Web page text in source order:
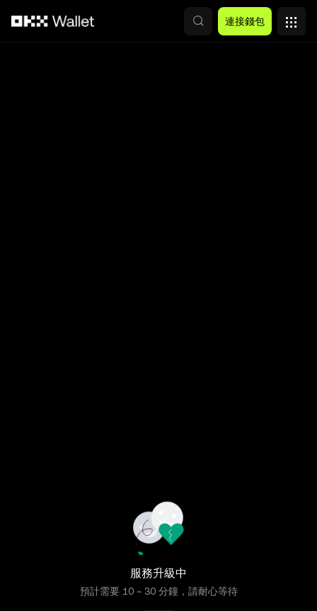
連接錢包
服務升級中
預計需要 10 ~ 30 分鐘，請耐心等待